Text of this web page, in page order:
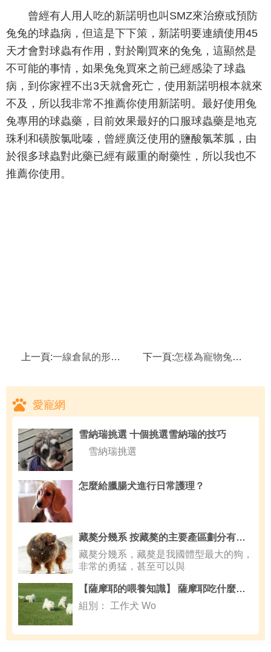
曾經有人用人吃的新諾明也叫SMZ來治療或預防
兔兔的球蟲病，但這是下下策，新諾明要連續使用45
天才會對球蟲有作用，對於剛買來的兔兔，這顯然是
不可能的事情，如果兔兔買來之前已經感染了球蟲
病，到你家裡不出3天就會死亡，使用新諾明根本就來
不及，所以我非常不推薦你使用新諾明。最好使用兔
兔專用的球蟲藥，目前效果最好的口服球蟲藥是地克
珠利和磺胺氯吡嗪，曾經廣泛使用的鹽酸氯苯胍，由
於很多球蟲對此藥已經有嚴重的耐藥性，所以我也不
推薦你使用。
上一頁:一線倉鼠的形態特征,一線倉鼠的生活環境 下一頁:怎樣為寵物兔制作簡易飼料,寵物兔便秘怎麼辦
愛寵網
雪納瑞挑選 十個挑選雪納瑞的技巧
雪納瑞挑選
怎麼給臘腸犬進行日常護理？
藏獒分幾系 按藏獒的主要產區劃分有三種
藏獒分幾系，藏獒是我國體型最大的狗，
非常的勇猛，甚至可以與
【薩摩耶的喂養知識】 薩摩耶吃什麼狗糧美毛
組別： 工作犬 Wo